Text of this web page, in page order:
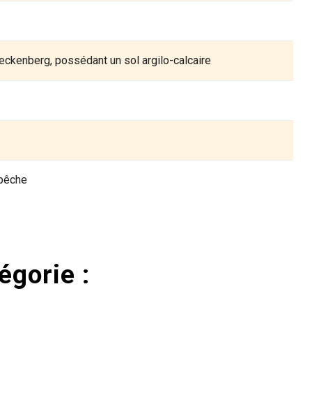
possédant un sol argilo-calcaire
: